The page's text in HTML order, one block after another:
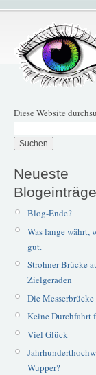
Diese Website
Neueste
Blogeinträge
Blog-Ende?
Was lange währt,
gut.
Strohner Brücke
Zielgeraden
Die
Keine Durchfahrt
Viel Glück
Wupper?